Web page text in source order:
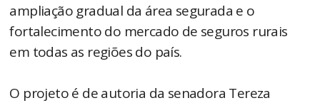
ampliação gradual da área segurada e o
fortalecimento do mercado de seguros rurais
em todas as regiões do país.
O projeto é de autoria da senadora Tereza